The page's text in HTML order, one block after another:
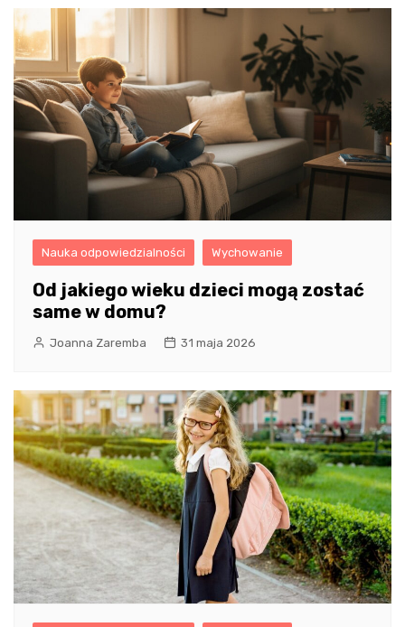
Nauka odpowiedzialności Wychowanie
Od jakiego wieku dzieci mogą zostać
same w domu?
Joanna Zaremba 31 maja 2026